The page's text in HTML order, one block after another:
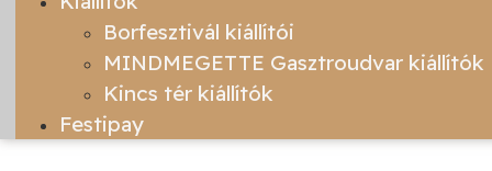
Borfesztivál kiállítói
MINDMEGETTE Gasztroudvar kiállítók
Kincs tér kiállítók
Festipay